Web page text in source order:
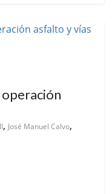
, José Manuel Calvo,